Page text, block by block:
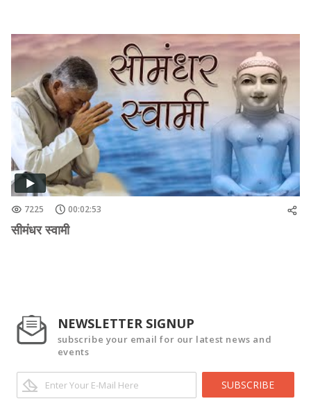
7225 00:02:53
सीमंधर स्वामी
NEWSLETTER SIGNUP
subscribe your email for our latest news and
events
SUBSCRIBE